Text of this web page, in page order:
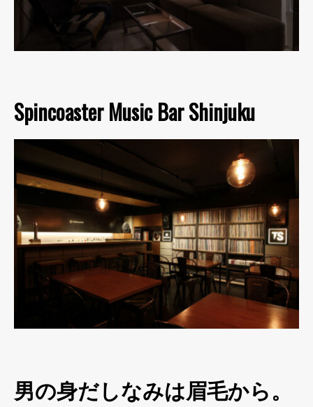
Spincoaster Music Bar Shinjuku
男の身だしなみは眉毛から。